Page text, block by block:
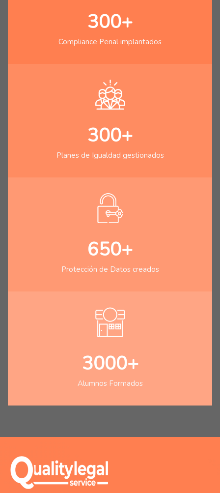
300+
Compliance Penal implantados
300+
Planes de Igualdad gestionados
650+
Protección de Datos creados
3000+
Alumnos Formados